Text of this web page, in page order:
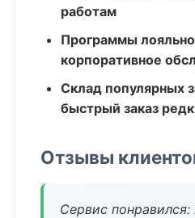
работам
Программы
корпоративное
Склад популярных
быстрый заказ
Отзывы
Сервис